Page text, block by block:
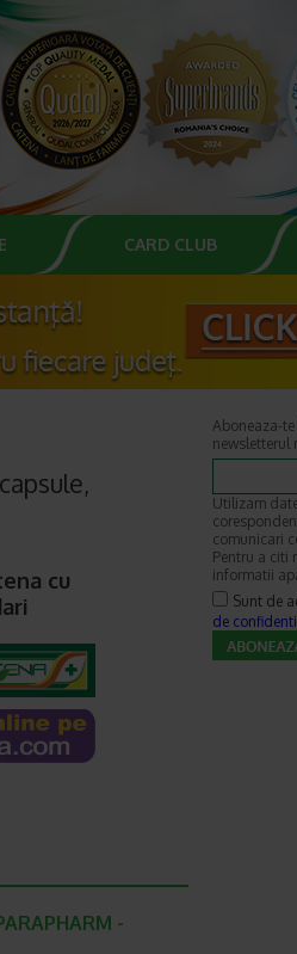
CARD CLUB
cu
-
Aboneaza-te
newsletterul
Utilizam
comunicari
Pentru a citi
informatii
Sunt de
de